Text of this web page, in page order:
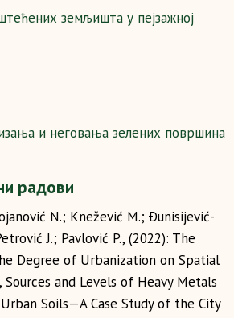
земљишта у пејзажној
и неговања зелених површина
радови
N.; Knežević M.; Ðunisijević-
J.; Pavlović P., (2022): The
Degree of Urbanization on Spatial
and Levels of Heavy Metals
Soils—A Case Study of the City